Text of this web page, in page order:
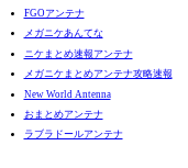
FGOアンテナ
メガニケあんてな
ニケまとめ速報アンテナ
メガニケまとめアンテナ攻略速報
New World Antenna
おまとめアンテナ
ラブラドールアンテナ